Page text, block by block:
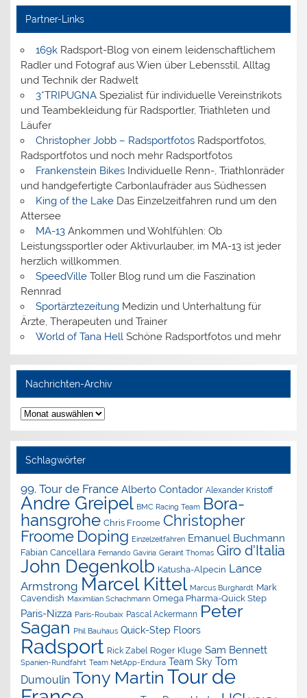
Partner-Links
169kRadsport-Blog von einem leidenschaftlichem
Radler und Fotograf aus Wien über Lebensstil, Alltag
und Technik der Radwelt
3*TRIPUGNASpezialist für individuelle Vereinstrikots
und Teambekleidung für Radsportler, Triathleten und
Läufer
Christopher Jobb – RadsportfotosRadsportfotos,
Radsportfotos und noch mehr Radsportfotos
Frankenstein BikesIndividuelle Renn-, Triathlonräder
und handgefertigte Carbonlaufräder aus Südhessen
King of the LakeDas Einzelzeitfahren rund um den
Attersee
MA-13Ankommen und Wohlfühlen: Ob
Leistungssportler oder Aktivurlauber, im MA-13 ist jeder
herzlich willkommen.
SpeedVilleToller Blog rund um die Faszination
Rennrad
SportärztezeitungMedizin und Unterhaltung für
Ärzte, Therapeuten und Trainer
World of Tana HellSchöne Radsportfotos und mehr
Nachrichten-Archiv
Nachrichten-
Archiv
Schlagwörter
99. Tour de France Alberto Contador Alexander Kristoff
Andre Greipel BMC Racing Team Bora-
hansgrohe Chris Froome Christopher
Froome Doping Einzelzeitfahren Emanuel Buchmann
Fabian Cancellara Fernando Gaviria Geraint Thomas Giro d'Italia
John Degenkolb Katusha-Alpecin Lance
Armstrong Marcel Kittel Marcus Burghardt Mark
Cavendish Maximilian Schachmann Omega Pharma-Quick Step
Paris-Nizza Paris-Roubaix Pascal Ackermann Peter
Sagan Phil Bauhaus Quick-Step Floors
Radsport Rick Zabel Roger Kluge Sam Bennett
Spanien-Rundfahrt Team NetApp-Endura Team Sky Tom
Dumoulin Tony Martin Tour de